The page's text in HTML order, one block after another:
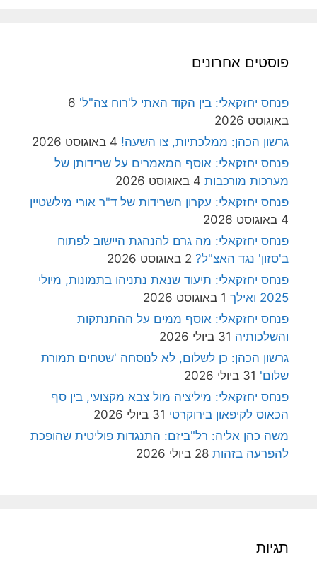
פוסטים אחרונים
פנחס יחזקאלי: בין הקוד האתי ל'רוח צה"ל' 6
באוגוסט 2026
גרשון הכהן: ממלכתיות, צו השעה! 4 באוגוסט 2026
פנחס יחזקאלי: אוסף המאמרים על שרידותן של
מערכות מורכבות 4 באוגוסט 2026
פנחס יחזקאלי: עקרון השרידות של ד"ר אורי מילשטיין
4 באוגוסט 2026
פנחס יחזקאלי: מה גרם להנהגת היישוב לפתוח
ב'סזון' נגד האצ"ל? 2 באוגוסט 2026
פנחס יחזקאלי: תיעוד שנאת נתניהו בתמונות, מיולי
2025 ואילך
1 באוגוסט 2026
פנחס יחזקאלי: אוסף ממים על ההתנתקות
והשלכותיה 31 ביולי 2026
גרשון הכהן: כן לשלום, לא לנוסחה 'שטחים תמורת
שלום' 31 ביולי 2026
פנחס יחזקאלי: מיליציה מול צבא מקצועי, בין סף
הכאוס לקיפאון בירוקרטי 31 ביולי 2026
משה כהן אליה: רל"ביזם: התנגדות פוליטית שהופכת
להפרעה בזהות 28 ביולי 2026
תגיות